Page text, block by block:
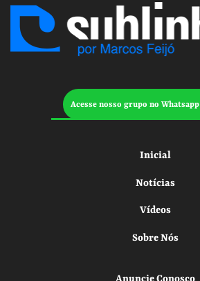
Acesse nosso grupo no Whatsapp
Inicial
Notícias
Vídeos
Sobre Nós